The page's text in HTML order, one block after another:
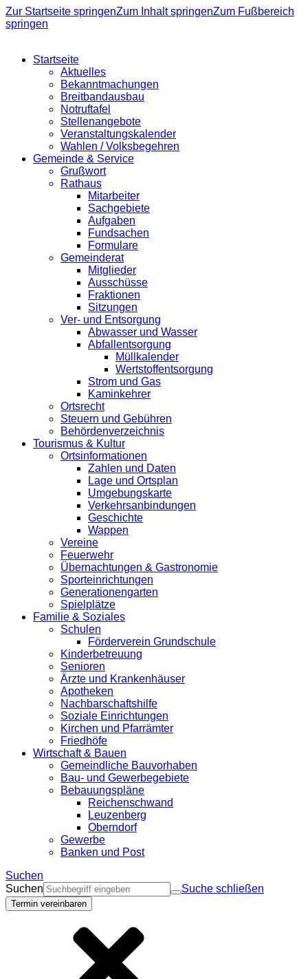
Zur Startseite springenZum Inhalt springenZum Fußbereich
springen
Startseite
Aktuelles
Bekanntmachungen
Breitbandausbau
Notruftafel
Stellenangebote
Veranstaltungskalender
Wahlen / Volksbegehren
Gemeinde & Service
Grußwort
Rathaus
Mitarbeiter
Sachgebiete
Aufgaben
Fundsachen
Formulare
Gemeinderat
Mitglieder
Ausschüsse
Fraktionen
Sitzungen
Ver- und Entsorgung
Abwasser und Wasser
Abfallentsorgung
Müllkalender
Wertstoffentsorgung
Strom und Gas
Kaminkehrer
Ortsrecht
Steuern und Gebühren
Behördenverzeichnis
Tourismus & Kultur
Ortsinformationen
Zahlen und Daten
Lage und Ortsplan
Umgebungskarte
Verkehrsanbindungen
Geschichte
Wappen
Vereine
Feuerwehr
Übernachtungen & Gastronomie
Sporteinrichtungen
Generationengarten
Spielplätze
Familie & Soziales
Schulen
Förderverein Grundschule
Kinderbetreuung
Senioren
Ärzte und Krankenhäuser
Apotheken
Nachbarschaftshilfe
Soziale Einrichtungen
Kirchen und Pfarrämter
Friedhöfe
Wirtschaft & Bauen
Gemeindliche Bauvorhaben
Bau- und Gewerbegebiete
Bebauungspläne
Reichenschwand
Leuzenberg
Oberndorf
Gewerbe
Banken und Post
Suchen
Suchen
Suche schließen
Termin vereinbaren